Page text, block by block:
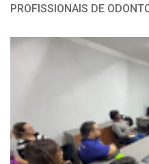
PROFISSIONAIS DE